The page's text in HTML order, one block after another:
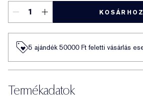
5 ajándék 50000​ Ft feletti vásárlás
Termékadatok